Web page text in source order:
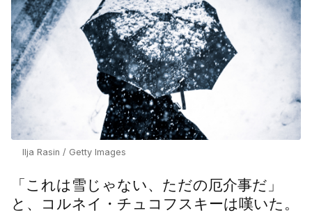
Ilja Rasin / Getty Images
「これは雪じゃない、ただの厄介事だ」
と、コルネイ・チュコフスキーは嘆いた。